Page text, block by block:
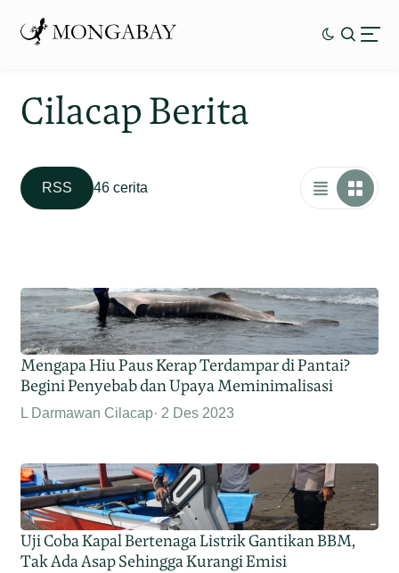
Cilacap Berita
RSS 46 cerita
Mengapa Hiu Paus Kerap Terdampar di Pantai?
Begini Penyebab dan Upaya Meminimalisasi
L Darmawan Cilacap 2 Des 2023
Uji Coba Kapal Bertenaga Listrik Gantikan BBM,
Tak Ada Asap Sehingga Kurangi Emisi